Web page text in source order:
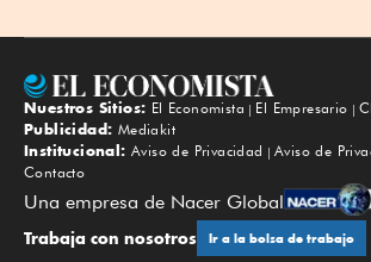
Nuestros Sitios: El Economista El Empresario
Publicidad: Mediakit
Institucional: Aviso de Privacidad
Aviso de
Contacto
Una empresa de Nacer Global
Trabaja con nosotros Ir a la bolsa de trabajo